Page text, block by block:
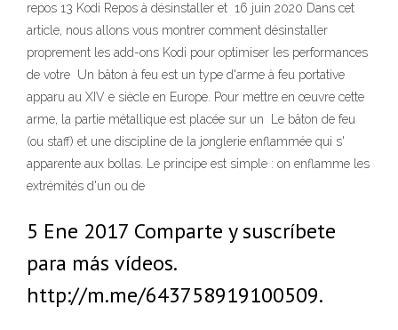
repos 13 Kodi Repos à désinstaller et 16 juin 2020 Dans cet
article, nous allons vous montrer comment désinstaller
proprement les add-ons Kodi pour optimiser les performances
de votre Un bâton à feu est un type d'arme à feu portative
apparu au XIV e siècle en Europe. Pour mettre en œuvre cette
arme, la partie métallique est placée sur un Le bâton de feu
(ou staff) et une discipline de la jonglerie enflammée qui s'
apparente aux bollas. Le principe est simple : on enflamme les
extrémités d'un ou de
5 Ene 2017 Comparte y suscríbete
para más vídeos.
http://m.me/643758919100509.